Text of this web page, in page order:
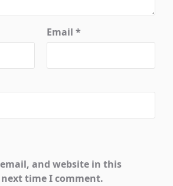
Email *
and website in this
time I comment.